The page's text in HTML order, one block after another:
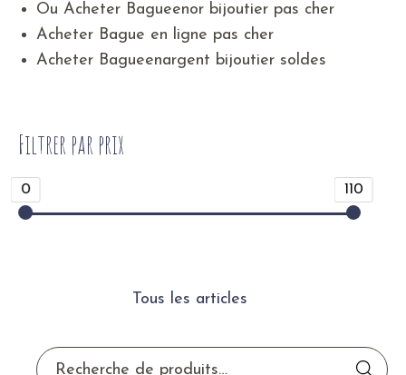
Ou Acheter Bagueenor bijoutier pas cher
Acheter Bague en ligne pas cher
Acheter Bagueenargent bijoutier soldes
Filtrer par prix
0 110
Tous les articles
Reche